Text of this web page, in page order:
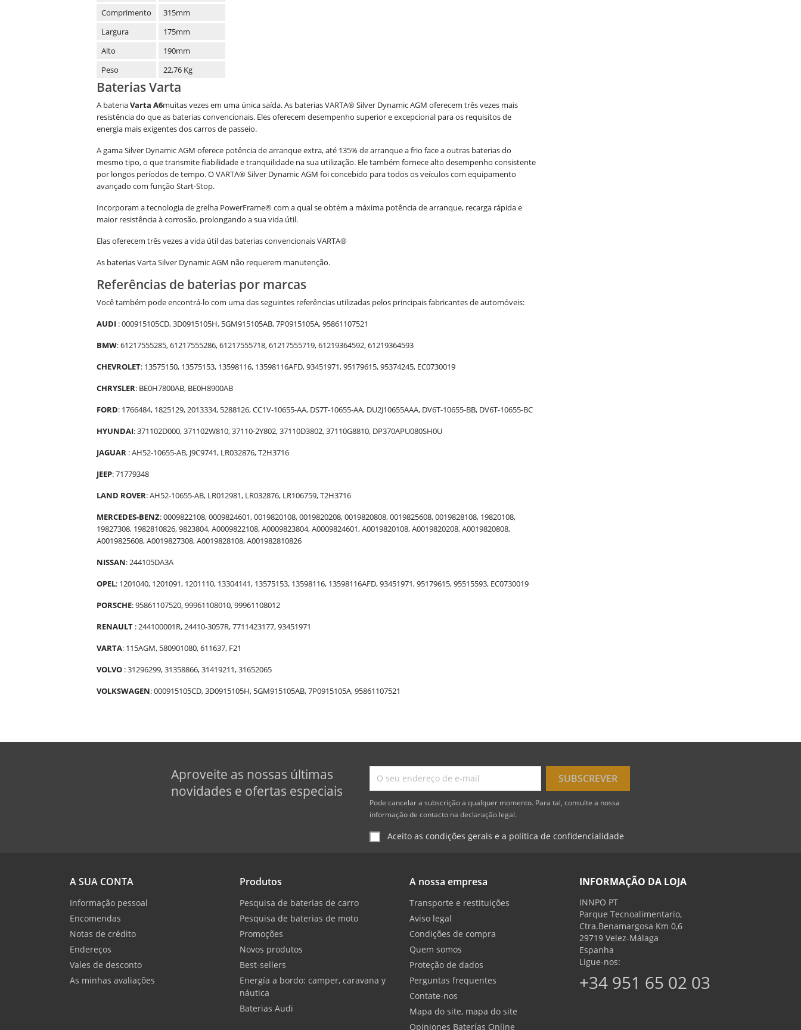
Comprimento
315mm
Largura
175mm
Alto
190mm
Peso
22,76 Kg
Baterias Varta
A bateriaVarta A6muitas vezes em uma única saída. As baterias VARTA®Silver Dynamic AGM oferecem três vezes mais
resistência do que as baterias convencionais. Eles oferecem desempenho superior e excepcional para os requisitos de
energia mais exigentes dos carros de passeio.
A gama Silver Dynamic AGM oferece potência de arranque extra, até 135% de arranque a frio face a outras baterias do
mesmo tipo, o que transmite fiabilidade e tranquilidade na sua utilização. Ele também fornece alto desempenho consistente
por longos períodos de tempo. O VARTA® Silver Dynamic AGM foi concebido para todos os veículos com equipamento
avançado com função Start-Stop.
Incorporam a tecnologia de grelha PowerFrame® com a qual se obtém a máxima potência de arranque, recarga rápida e
maior resistência à corrosão, prolongando a sua vida útil.
Elas oferecem três vezes a vida útil das baterias convencionais VARTA®
As baterias Varta Silver Dynamic AGM não requerem manutenção.
Referências de baterias por marcas
Você também pode encontrá-lo com uma das seguintes referências utilizadas pelos principais fabricantes de automóveis:
AUDI : 000915105CD, 3D0915105H, 5GM915105AB, 7P0915105A, 95861107521
BMW: 61217555285, 61217555286, 61217555718, 61217555719, 61219364592, 61219364593
CHEVROLET: 13575150, 13575153, 13598116, 13598116AFD, 93451971, 95179615, 95374245, EC0730019
CHRYSLER: BE0H7800AB, BE0H8900AB
FORD: 1766484, 1825129, 2013334, 5288126, CC1V-10655-AA, DS7T-10655-AA, DU2J10655AAA, DV6T-10655-BB, DV6T-10655-BC
HYUNDAI: 371102D000, 371102W810, 37110-2Y802, 37110D3802, 37110G8810, DP370APU080SH0U
JAGUAR : AH52-10655-AB, J9C9741, LR032876, T2H3716
JEEP: 71779348
LAND ROVER: AH52-10655-AB, LR012981, LR032876, LR106759, T2H3716
MERCEDES-BENZ: 0009822108, 0009824601, 0019820108, 0019820208, 0019820808, 0019825608, 0019828108, 19820108,
19827308, 1982810826, 9823804, A0009822108, A0009823804, A0009824601, A0019820108, A0019820208, A0019820808,
A0019825608, A0019827308, A0019828108, A001982810826
NISSAN: 244105DA3A
OPEL: 1201040, 1201091, 1201110, 13304141, 13575153, 13598116, 13598116AFD, 93451971, 95179615, 95515593, EC0730019
PORSCHE: 95861107520, 99961108010, 99961108012
RENAULT : 244100001R, 24410-3057R, 7711423177, 93451971
VARTA: 115AGM, 580901080, 611637, F21
VOLVO : 31296299, 31358866, 31419211, 31652065
VOLKSWAGEN: 000915105CD, 3D0915105H, 5GM915105AB, 7P0915105A, 95861107521
Aproveite as nossas últimas
novidades e ofertas especiais
Pode cancelar a subscrição a qualquer momento. Para tal, consulte a nossa
informação de contacto na declaração legal.
Aceito as condições gerais e a política de confidencialidade
A SUA CONTA
Informação pessoal
Encomendas
Notas de crédito
Endereços
Vales de desconto
As minhas avaliações
Produtos
Pesquisa de baterias de carro
Pesquisa de baterias de moto
Promoções
Novos produtos
Best-sellers
Energía a bordo: camper, caravana y
náutica
Baterias Audi
A nossa empresa
Transporte e restituições
Aviso legal
Condições de compra
Quem somos
Proteção de dados
Perguntas frequentes
Contate-nos
Mapa do site, mapa do site
Opiniones Baterías Online
INFORMAÇÃO DA LOJA
INNPO PT
Parque Tecnoalimentario,
Ctra.Benamargosa Km 0,6
29719 Velez-Málaga
Espanha
Ligue-nos:
+34 951 65 02 03